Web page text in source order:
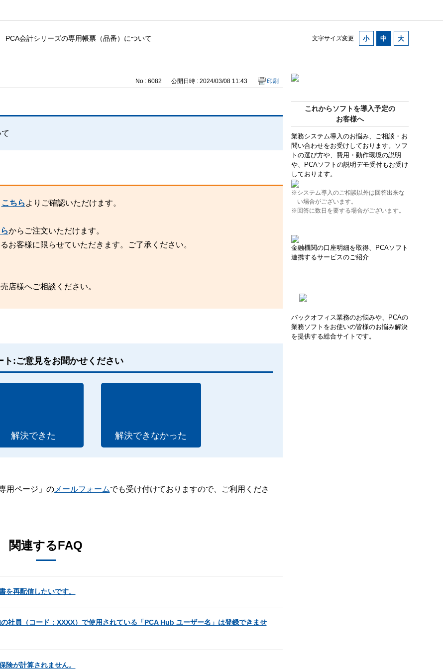
文字サイズ変更
PCA会計シリーズの専用帳票（品番）について
これからソフトを導入予定の
お客様へ
業務システム導入のお悩み、ご相談・お
問い合わせをお受けしております。ソフ
トの選び方や、費用・動作環境の説明
や、PCAソフトの説明デモ受付もお受け
しております。
※システム導入のご相談以外は回答出来な
い場合がございます。
※回答に数日を要する場合がございます。
金融機関の口座明細を取得、PCAソフト
連携するサービスのご紹介
バックオフィス業務のお悩みや、PCAの
業務ソフトをお使いの皆様のお悩み解決
を提供する総合サイトです。
No : 6082 公開日時 : 2024/03/08 11:43 印刷
こちら よりご確認いただけます。
からご注文いただけます。
お客様に限らせていただきます。ご了承ください。
店様へご相談ください。
ト:ご意見をお聞かせください
解決できた 解決できなかった
用ページ」のメールフォームでも受け付けておりますので、ご利用くださ
関連するFAQ
を再配信したいです。
社員（コード：XXXX）で使用されている「PCA Hub ユーザー名」は登録できませ
険が計算されません。